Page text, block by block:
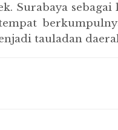
Surabaya
tauladan